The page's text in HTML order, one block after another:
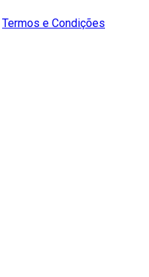
Termos e Condições